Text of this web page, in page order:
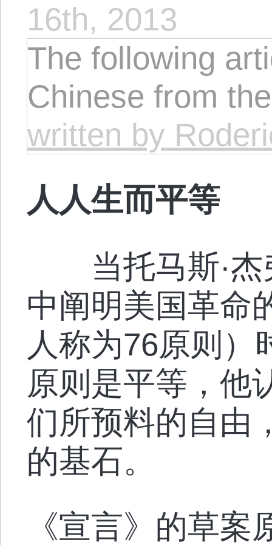
16th, 2013
The following
Chinese from
written by
人人生而平等
当托马斯·杰
中阐明美国革命
人称为76原则）
原则是平等，他
们所预料的自由
的基石。
《宣言》的草